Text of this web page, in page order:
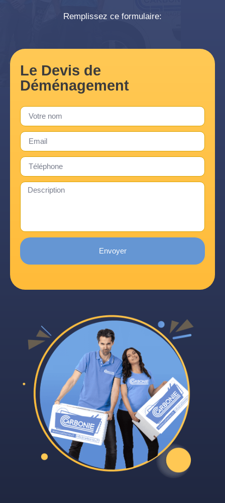
Remplissez ce formulaire:
Le Devis de
Déménagement
Envoyer